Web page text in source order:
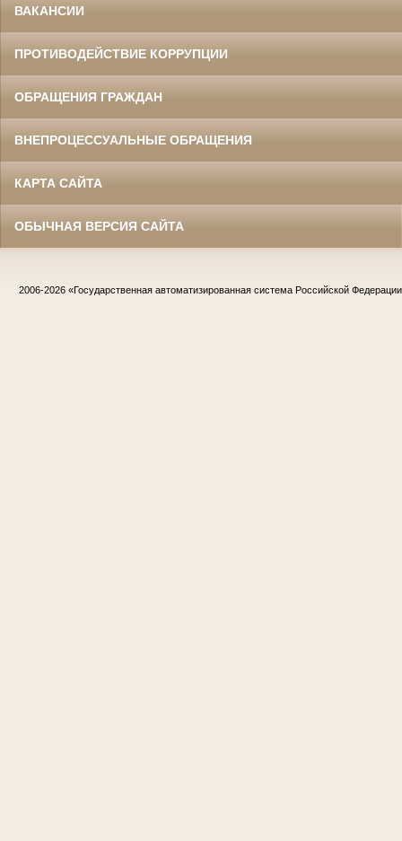
ВАКАНСИИ
ПРОТИВОДЕЙСТВИЕ КОРРУПЦИИ
ОБРАЩЕНИЯ ГРАЖДАН
ВНЕПРОЦЕССУАЛЬНЫЕ ОБРАЩЕНИЯ
КАРТА САЙТА
ОБЫЧНАЯ ВЕРСИЯ САЙТА
2006-2026 «Государственная автоматизированная система Российской